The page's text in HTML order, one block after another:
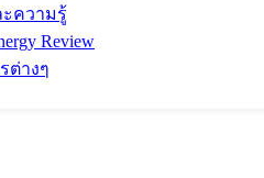
ความรู้
Review
ต่างๆ